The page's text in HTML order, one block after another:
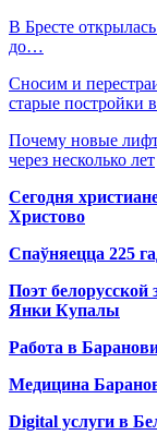
В Бресте
до…
Сносим и
старые постройки
Почему новые
через несколько лет
Сегодня
Христово
Спаўняецца 225
Поэт
Янки Купалы
Работа в
Медицина
Digital услуги в